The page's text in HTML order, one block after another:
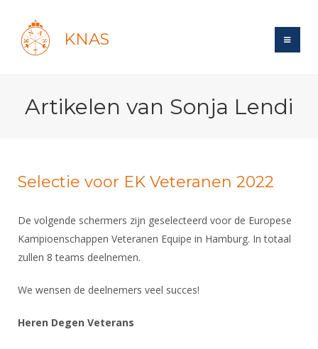
KNAS
Login
Forums
Maandelijks archief
Evenement
Website
Bond
Lidmaatschap
Tarieven
Reglementen
Sponsors en Partners
Organisatie
Recreatiesport
Veteranen
Nieuws
NK's
Oranje
DBT
Voor de jeugd
Spreekbeurtpakket
Ouders en vereniging
Forums
Schermforum
Nieuws
Artikelen van Sonja Lendi
Selectie voor EK Veteranen 2022
De volgende schermers zijn geselecteerd voor de Europese
Kampioenschappen Veteranen Equipe in Hamburg. In totaal
zullen 8 teams deelnemen.
We wensen de deelnemers veel succes!
Heren Degen Veterans